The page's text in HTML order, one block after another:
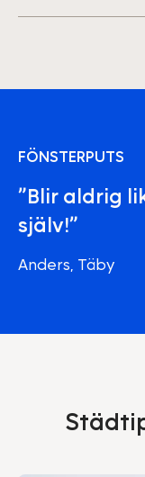
FÖNSTERPUTS
”Blir aldrig
själv!”
Anders, Täby